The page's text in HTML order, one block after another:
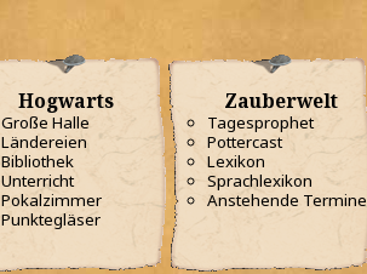
Hogwarts
Große Halle
Ländereien
Bibliothek
Unterricht
Pokalzimmer
Punktegläser
Zauberwelt
Tagesprophet
Pottercast
Lexikon
Sprachlexikon
Anstehende Termine